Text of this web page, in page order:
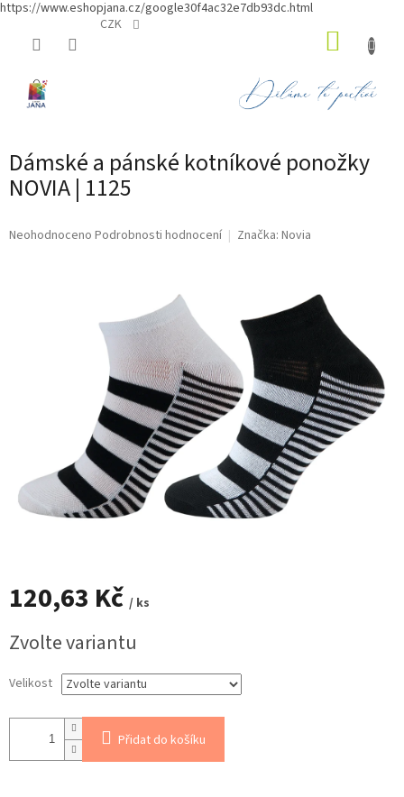
https://www.eshopjana.cz/google30f4ac32e7db93dc.html
CZK
Dámské a pánské kotníkové ponožky
NOVIA | 1125
Průměrné
Neohodnoceno Podrobnosti hodnocení Značka: Novia
120,63 Kč / ks
cena:
Zvolte variantu
Velikost
Přidat do košíku